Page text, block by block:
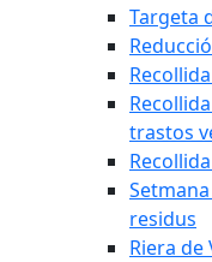
Targeta
trastos
residus
Riera